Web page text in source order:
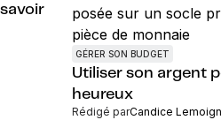
GÉRER SON BUDGET
Utiliser son argent
heureux
Rédigé parCandice